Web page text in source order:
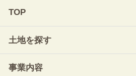
TOP
土地を探す
事業内容